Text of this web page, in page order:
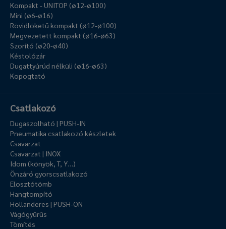
Kompakt - UNITOP (ø12-ø100)
Mini (ø6-ø16)
Rövidlöketű kompakt (ø12-ø100)
Megvezetett kompakt (ø16-ø63)
Szorító (ø20-ø40)
Késtolózár
Dugattyúrúd nélküli (ø16-ø63)
Kopogtató
Csatlakozó
Dugaszolható | PUSH-IN
Pneumatika csatlakozó készletek
Csavarzat
Csavarzat | INOX
Idom (könyök, T, Y…)
Önzáró gyorscsatlakozó
Elosztótömb
Hangtompító
Hollanderes | PUSH-ON
Vágógyűrűs
Tömítés